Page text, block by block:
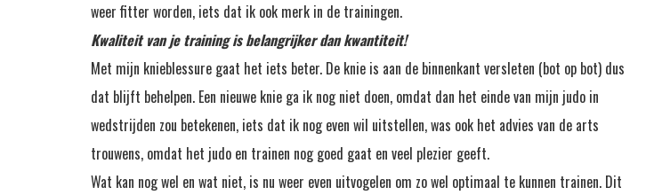
weer fitter worden, iets dat ik ook merk in de trainingen.
Kwaliteit van je training is belangrijker dan kwantiteit!
Met mijn knieblessure gaat het iets beter. De knie is aan de binnenkant versleten (bot op bot) dus
dat blijft behelpen. Een nieuwe knie ga ik nog niet doen, omdat dan het einde van mijn judo in
wedstrijden zou betekenen, iets dat ik nog even wil uitstellen, was ook het advies van de arts
trouwens, omdat het judo en trainen nog goed gaat en veel plezier geeft.
Wat kan nog wel en wat niet, is nu weer even uitvogelen om zo wel optimaal te kunnen trainen. Dit